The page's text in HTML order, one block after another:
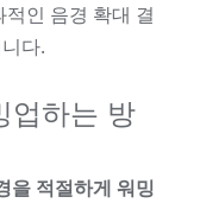
인 음경 확대 결
다.
업하는 방
을 적절하게 워밍